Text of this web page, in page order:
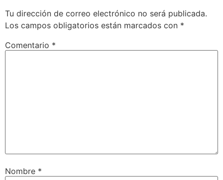
Tu dirección de correo electrónico no será publicada.
Los campos obligatorios están marcados con *
Comentario *
Nombre *